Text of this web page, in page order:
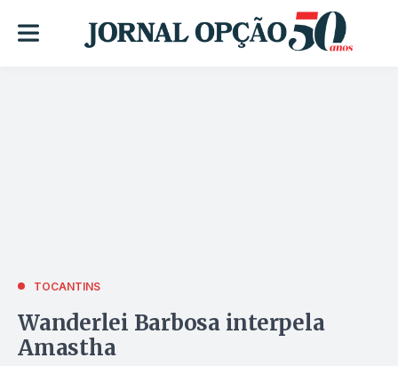
TOCANTINS
Wanderlei Barbosa interpela
Amastha